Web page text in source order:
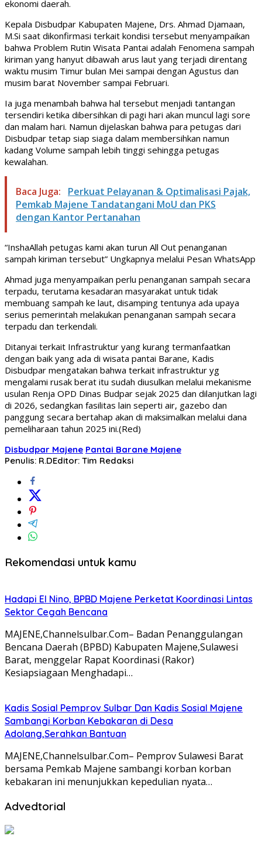
ekonomi daerah.
Kepala Disbudpar Kabupaten Majene, Drs. Ahmad Djamaan,
M.Si saat dikonfirmasi terkait kondisi tersebut menyampaikan
bahwa Problem Rutin Wisata Pantai adalah Fenomena sampah
kiriman yang hanyut dibawah arus laut yang terjadi direntang
waktu musim Timur bulan Mei sampai dengan Agustus dan
musim barat November sampai Februari.
Ia juga menambah bahwa hal tersebut menjadi tantangan
tersendiri ketika dibersihkan di pagi hari akan muncul lagi sore
dan malam hari. Namun dijelaskan bahwa para petugas dari
Disbudpar tetap siap siaga dalam membersihkan namun
kadang Volume sampah lebih tinggi sehingga petugas
kewalahan.
Baca Juga:
Perkuat Pelayanan & Optimalisasi Pajak,
Pemkab Majene Tandatangani MoU dan PKS
dengan Kantor Pertanahan
“InshaAllah petugas kami akan turun All Out penanganan
sampah kiriman tersebut” Ungkapnya melalui Pesan WhatsApp
Ahmad juga menyampaikan perlu penanganan sampah secara
terpadu, terutama kesadaran masyarakat untuk tidak
membuang sampah ke laut, disamping tentunya ada upaya
serius pemerintah melakukan penanganan sampah secara
terpadu dan terkendali.
Ditanyai terkait Infrastruktur yang kurang termanfaatkan
dengan baik yang ada di wisata pantai Barane, Kadis
Disbudpar mengatakan bahwa terkait infrastruktur yg
mengalami rusak berat itu sudah diusulkan melalui mekanisme
usulan Renja OPD Dinas Budpar sejak 2025 dan dilanjutkan lagi
di 2026, sedangkan fasilitas lain seperti air, gazebo dan
panggung secara bertahap akan di maksimalkan melalui dana
pemeliharaan tahun 2025 ini.(Red)
Disbudpar Majene Pantai Barane Majene
Penulis: R.DEditor: Tim Redaksi
Rekomendasi untuk kamu
Hadapi El Nino, BPBD Majene Perketat Koordinasi Lintas
Sektor Cegah Bencana
MAJENE,Channelsulbar.Com– Badan Penanggulangan
Bencana Daerah (BPBD) Kabupaten Majene,Sulawesi
Barat, menggelar Rapat Koordinasi (Rakor)
Kesiapsiagaan Menghadapi…
Kadis Sosial Pemprov Sulbar Dan Kadis Sosial Majene
Sambangi Korban Kebakaran di Desa
Adolang,Serahkan Bantuan
MAJENE,Channelsulbar.Com– Pemprov Sulawesi Barat
bersama Pemkab Majene sambangi korban korban
kebakaran ini menunjukkan kepedulian nyata…
Advedtorial